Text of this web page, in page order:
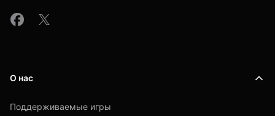
О нас
Поддерживаемые игры